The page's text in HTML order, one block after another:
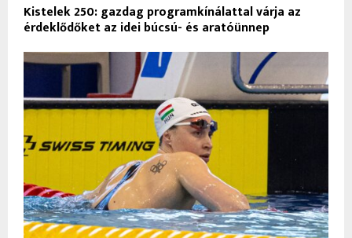
Kistelek 250: gazdag programkínálattal várja az
érdeklődőket az idei búcsú- és aratóünnep